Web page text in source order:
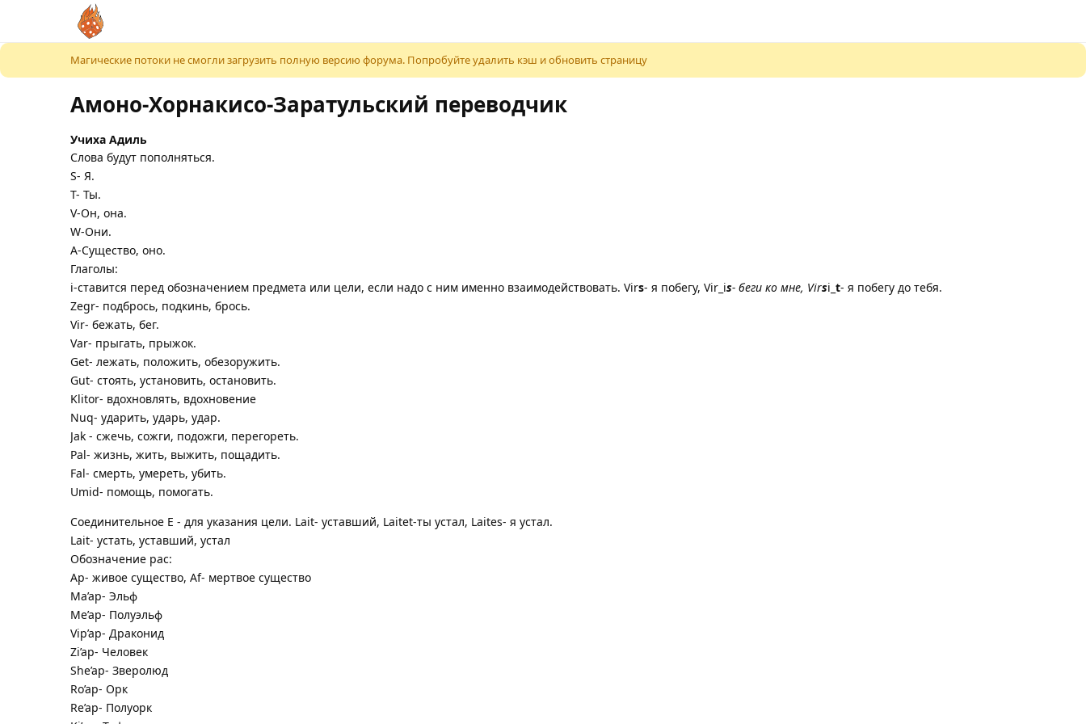
К содержимому
Магические потоки не смогли загрузить полную версию форума. Попробуйте удалить кэш и обновить страницу
Амоно-Хорнакисо-Заратульский переводчик
Учиха Адиль
Слова будут пополняться.
S- Я.
T- Ты.
V-Он, она.
W-Они.
A-Существо, оно.
Глаголы:
i-ставится перед обозначением предмета или цели, если надо с ним именно взаимодействовать. Virs- я побегу, Vir_is- беги ко мне, Virsi_ t- я побегу до тебя.
Zegr- подбрось, подкинь, брось.
Vir- бежать, бег.
Var- прыгать, прыжок.
Get- лежать, положить, обезоружить.
Gut- стоять, установить, остановить.
Klitor- вдохновлять, вдохновение
Nuq- ударить, ударь, удар.
Jak - сжечь, сожги, подожги, перегореть.
Pal- жизнь, жить, выжить, пощадить.
Fal- смерть, умереть, убить.
Umid- помощь, помогать.
Соединительное E - для указания цели. Lait- уставший, Laitet-ты устал, Laites- я устал.
Lait- устать, уставший, устал
Обозначение рас:
Аp- живое существо, Af- мертвое существо
Ma’ap- Эльф
Me’ap- Полуэльф
Vip’ap- Драконид
Zi’ap- Человек
She’ap- Зверолюд
Ro’ap- Орк
Re’ap- Полуорк